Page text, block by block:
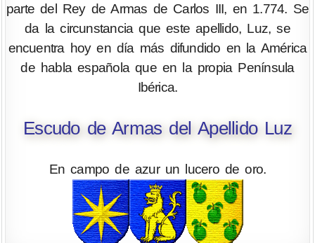
parte del Rey de Armas de Carlos III, en 1.774. Se
da la circunstancia que este apellido, Luz, se
encuentra hoy en día más difundido en la América
de habla española que en la propia Península
Ibérica.
Escudo de Armas del Apellido Luz
En campo de azur un lucero de oro.